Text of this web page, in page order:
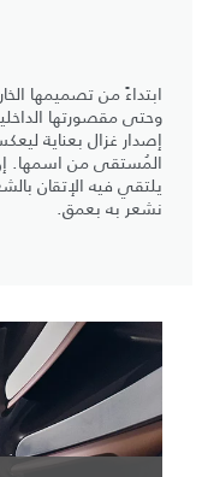
ابتداءً من تصميمها
وحتى مقصورتها
إصدار غزال بعناية
المُستقى من اسمها.
يلتقي فيه الإتقان
نشعر به بعمق.